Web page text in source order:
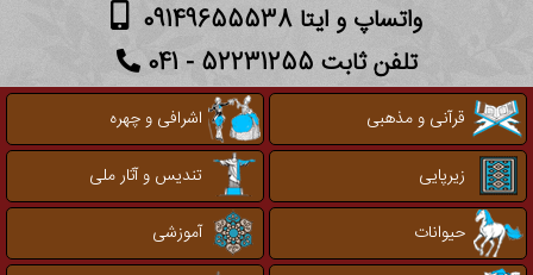
واتساپ و ایتا 09149655538
تلفن ثابت 52231255 - 041
قرآنی و مذهبی
اشرافی و چهره
زیرپایی
تندیس و آثار ملی
حیوانات
آموزشی